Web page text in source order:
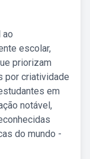
ao
escolar,
priorizam
por criatividade
em
notável,
do mundo -